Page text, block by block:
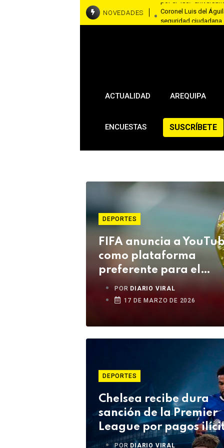
NOVEDADES
Coronel Luis del
seguridad ciudadana
Brasil y Estados
ACTUALIDAD AREQUIPA
ENCUESTAS SUSCRÍBETE
DEPORTES
FIFA anuncia a
como plataforma
preferente para el
Mundial 2026
POR DIARIO VIRAL
17 DE MARZO DE 2026
DEPORTES
Chelsea recibe dura
sanción de la Premier
League por pagos
POR DIARIO VIRAL